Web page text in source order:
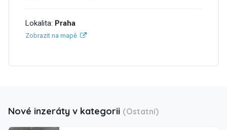
Lokalita: Praha
Zobrazit na mapě
Nové inzeráty v kategorii (Ostatní)